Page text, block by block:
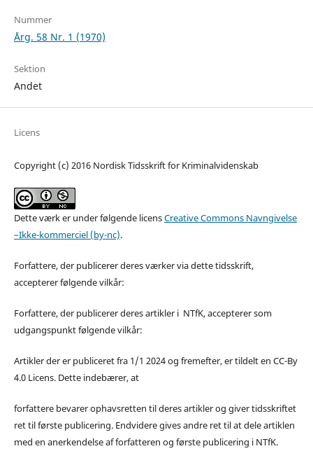
Nummer
Årg. 58 Nr. 1 (1970)
Sektion
Andet
Licens
Copyright (c) 2016 Nordisk Tidsskrift for Kriminalvidenskab
Dette værk er under følgende licensCreative Commons Navngivelse
–Ikke-kommerciel (by-nc).
Forfattere, der publicerer deres værker via dette tidsskrift,
accepterer følgende vilkår:
Forfattere, der publicerer deres artikler i NTfK, accepterer som
udgangspunkt følgende vilkår:
Artikler der er publiceret fra 1/1 2024 og fremefter, er tildelt en CC-By
4.0 Licens. Dette indebærer, at
forfattere bevarer ophavsretten til deres artikler og giver tidsskriftet
ret til første publicering. Endvidere gives andre ret til at dele artiklen
med en anerkendelse af forfatteren og første publicering i NTfK.